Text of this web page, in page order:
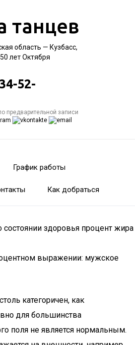
танцев
область — Кузбасс,
лет Октября
52-
предварительной записи
График работы
Как добраться
состоянии здоровья процент жира
выражении: мужское
категоричен, как
для большинства
поля не является нормальным.